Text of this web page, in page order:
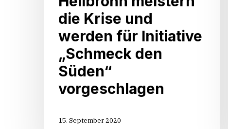
„Schmeck
den
Süden“
vorgeschlagen
die Krise und
werden für Initiative
„Schmeck den
Süden“
vorgeschlagen
15. September 2020